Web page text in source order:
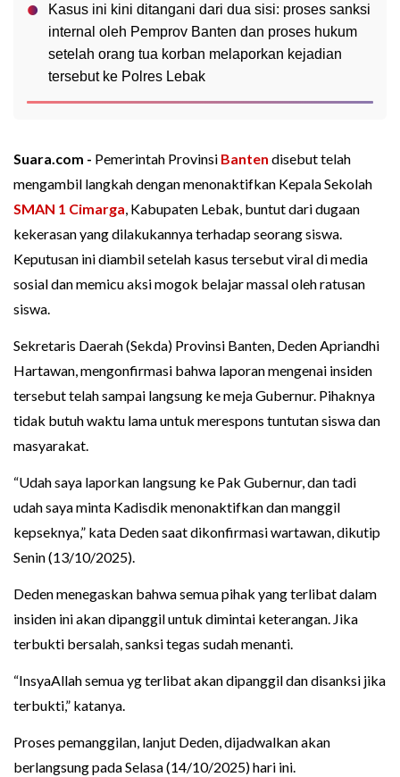
Kasus ini kini ditangani dari dua sisi: proses sanksi
internal oleh Pemprov Banten dan proses hukum
setelah orang tua korban melaporkan kejadian
tersebut ke Polres Lebak
Suara.com - Pemerintah Provinsi Banten disebut telah
mengambil langkah dengan menonaktifkan Kepala Sekolah
SMAN 1 Cimarga, Kabupaten Lebak, buntut dari dugaan
kekerasan yang dilakukannya terhadap seorang siswa.
Keputusan ini diambil setelah kasus tersebut viral di media
sosial dan memicu aksi mogok belajar massal oleh ratusan
siswa.
Sekretaris Daerah (Sekda) Provinsi Banten, Deden Apriandhi
Hartawan, mengonfirmasi bahwa laporan mengenai insiden
tersebut telah sampai langsung ke meja Gubernur. Pihaknya
tidak butuh waktu lama untuk merespons tuntutan siswa dan
masyarakat.
“Udah saya laporkan langsung ke Pak Gubernur, dan tadi
udah saya minta Kadisdik menonaktifkan dan manggil
kepseknya,” kata Deden saat dikonfirmasi wartawan, dikutip
Senin (13/10/2025).
Deden menegaskan bahwa semua pihak yang terlibat dalam
insiden ini akan dipanggil untuk dimintai keterangan. Jika
terbukti bersalah, sanksi tegas sudah menanti.
“InsyaAllah semua yg terlibat akan dipanggil dan disanksi jika
terbukti,” katanya.
Proses pemanggilan, lanjut Deden, dijadwalkan akan
berlangsung pada Selasa (14/10/2025) hari ini.